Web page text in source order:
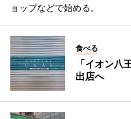
ョップなどで始める。
食べる
「イオン
出店へ